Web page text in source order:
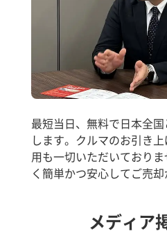
最短当日、無料で日本全
します。クルマのお引き
用も一切いただいており
く簡単かつ安心してご売却
メディア